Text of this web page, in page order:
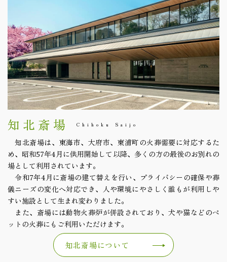
知北斎場 Chihoku Saijo
知北斎場は、東海市、大府市、東浦町の火葬需要に対応するた
め、昭和57年4月に供用開始して以降、多くの方の最後のお別れの
場として利用されています。
令和7年4月に斎場の建て替えを行い、プライバシーの確保や葬
儀ニーズの変化へ対応でき、人や環境にやさしく誰もが利用しや
すい施設として生まれ変わりました。
また、斎場には動物火葬炉が併設されており、犬や猫などのペ
ットの火葬にもご利用いただけます。
知北斎場について